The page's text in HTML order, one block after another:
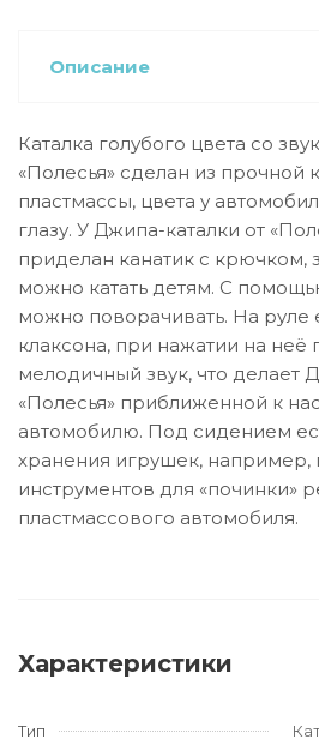
Описание
Каталка голубого цвета со
«Полесья» сделан из прочной
пластмассы, цвета у
глазу. У Джипа-каталки от
приделан канатик с крючком,
можно катать детям. С
можно поворачивать. На руле
клаксона, при нажатии на неё
мелодичный звук, что делает
«Полесья» приближенной к
автомобилю. Под сидением
хранения игрушек, например,
инструментов для «починки»
пластмассового автомобиля.
Характеристики
Тип